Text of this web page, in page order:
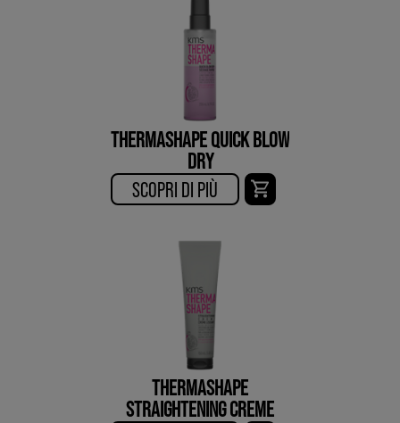
THERMASHAPE QUICK BLOW
DRY
SCOPRI DI PIÙ​
THERMASHAPE
STRAIGHTENING CREME